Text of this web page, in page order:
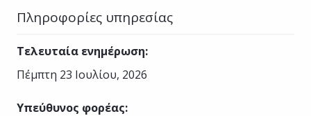
Πληροφορίες υπηρεσίας
Τελευταία ενημέρωση:
Πέμπτη 23 Ιουλίου, 2026
Υπεύθυνος φορέας: